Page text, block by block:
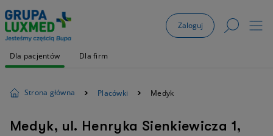
Zaloguj
Dla pacjentów Dla firm
Strona główna Placówki Medyk
Medyk, ul. Henryka Sienkiewicza 1,